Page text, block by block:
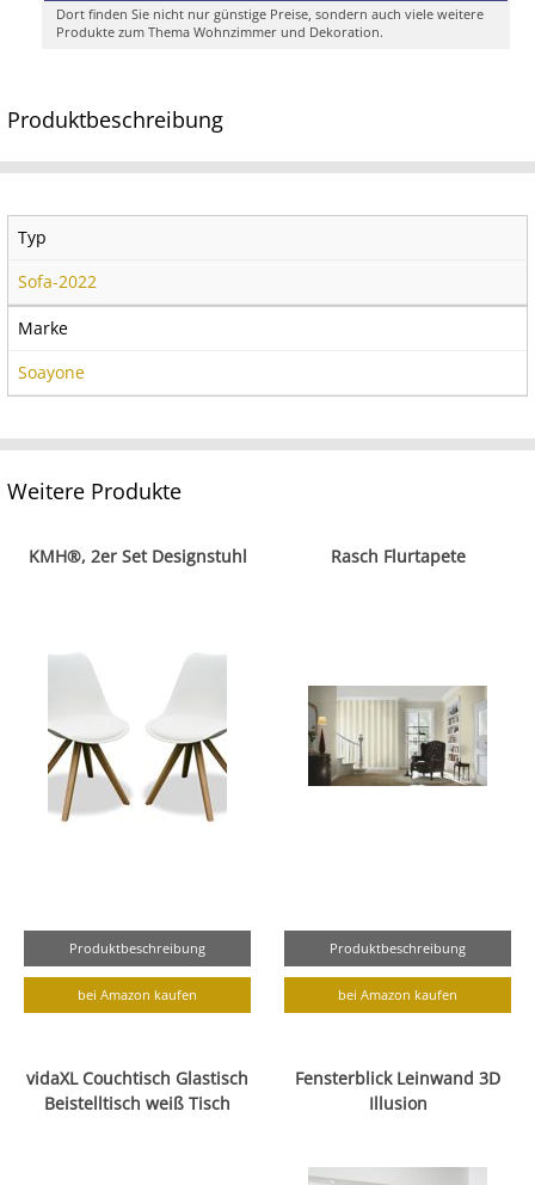
Dort finden Sie nicht nur günstige Preise, sondern auch viele weitere
Produkte zum Thema Wohnzimmer und Dekoration.
Produktbeschreibung
Typ
Sofa-2022
Marke
Soayone
Weitere Produkte
KMH®, 2er Set Designstuhl
Produktbeschreibung
bei Amazon kaufen
Rasch Flurtapete
Produktbeschreibung
bei Amazon kaufen
vidaXL Couchtisch Glastisch
Beistelltisch weiß Tisch
Fensterblick Leinwand 3D
Illusion